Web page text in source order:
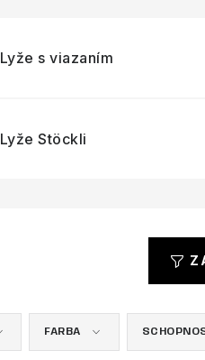
Lyže s viazaním
Lyže Stöckli
FARBA